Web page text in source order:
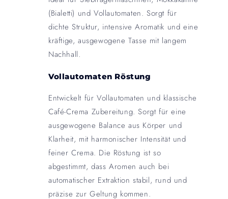
(Bialetti) und Vollautomaten. Sorgt für
dichte Struktur, intensive Aromatik und eine
kräftige, ausgewogene Tasse mit langem
Nachhall.
Vollautomaten Röstung
Entwickelt für Vollautomaten und klassische
Café-Crema Zubereitung. Sorgt für eine
ausgewogene Balance aus Körper und
Klarheit, mit harmonischer Intensität und
feiner Crema. Die Röstung ist so
abgestimmt, dass Aromen auch bei
automatischer Extraktion stabil, rund und
präzise zur Geltung kommen.